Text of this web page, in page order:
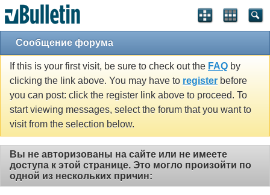
Сообщение форума
If this is your first visit, be sure to check out the FAQ by
clicking the link above. You may have to register before
you can post: click the register link above to proceed. To
start viewing messages, select the forum that you want to
visit from the selection below.
Вы не авторизованы на сайте или не имеете
доступа к этой странице. Это могло произойти по
одной из нескольких причин: